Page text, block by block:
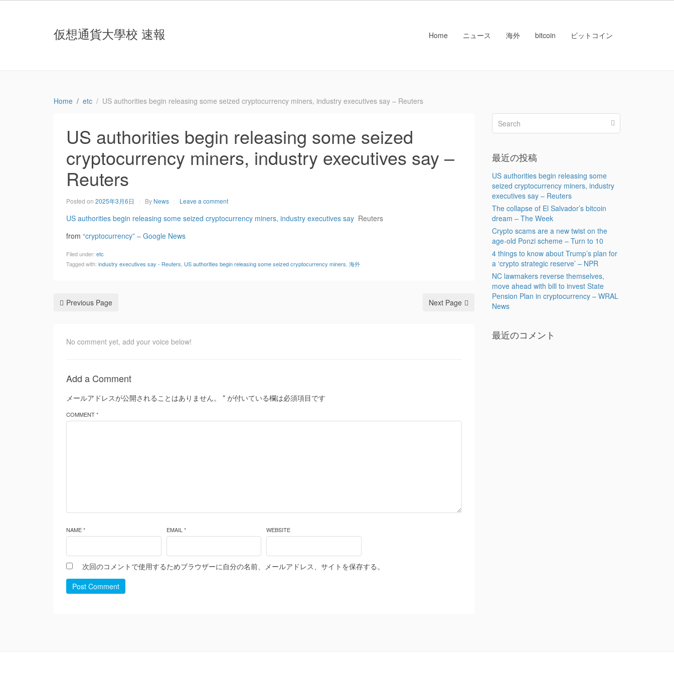
仮想通貨大學校 速報 Home ニュース 海外 bitcoin ビットコイン
Home etc US authorities begin releasing some seized cryptocurrency miners, industry executives say – Reuters
US authorities begin releasing some seized
cryptocurrency miners, industry executives say –
Reuters
Posted on 2025年3月6日 By News Leave a comment
US authorities begin releasing some seized cryptocurrency miners, industry executives say Reuters
from “cryptocurrency” – Google News
Filed under: etc
Tagged with: industry executives say - Reuters US authorities begin releasing some seized cryptocurrency miners 海外
Previous Page Next Page
No comment yet, add your voice below!
Add a Comment
メールアドレスが公開されることはありません。 * が付いている欄は必須項目です
COMMENT *
NAME * EMAIL * WEBSITE
次回のコメントで使用するためブラウザーに自分の名前、メールアドレス、サイトを保存する。
Post Comment
最近の投稿
US authorities begin releasing some
seized cryptocurrency miners, industry
executives say – Reuters
The collapse of El Salvador’s bitcoin
dream – The Week
Crypto scams are a new twist on the
age-old Ponzi scheme – Turn to 10
4 things to know about Trump’s plan for
a ‘crypto strategic reserve’ – NPR
NC lawmakers reverse themselves,
move ahead with bill to invest State
Pension Plan in cryptocurrency – WRAL
News
最近のコメント